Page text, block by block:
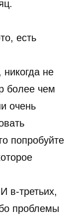
есть
не
более чем
очень
попробуйте
в-третьих,
проблемы